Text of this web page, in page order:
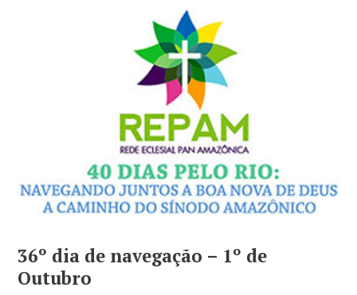
36º dia de navegação – 1º de
Outubro